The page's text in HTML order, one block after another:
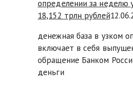
определении за неделю
18,152 трлн рублей
денежная база в узком
включает в себя
обращение Банком
деньги